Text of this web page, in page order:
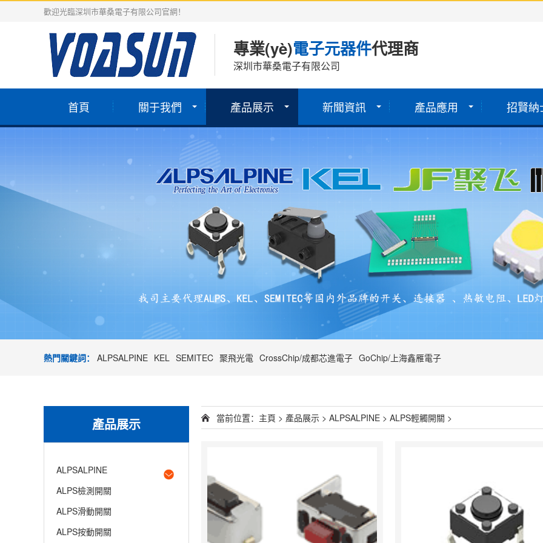
歡迎光臨深圳市華桑電子有限公司官網！
專業(yè)電子元器件代理商
深圳市華桑電子有限公司
首頁 關于我們 產品展示 新聞資訊 產品應用 招賢納
熱門關鍵詞： ALPSALPINE KEL SEMITEC 聚飛光電 CrossChip/成都芯進電子 GoChip/上海鑫雁電子
產品展示
ALPSALPINE
ALPS檢測開關
ALPS滑動開關
ALPS按動開關
當前位置： 主頁 > 產品展示 > ALPSALPINE > ALPS輕觸開關 >